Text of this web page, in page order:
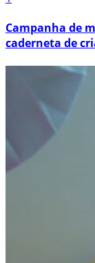
Campanha de
caderneta de